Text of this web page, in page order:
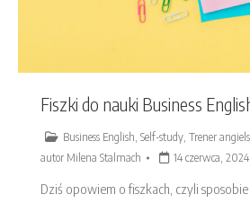
Fiszki do nauki Business
Business English, Self-study, Trener
autor Milena Stalmach 14 czerwca, 2024
Dziś opowiem o fiszkach, czyli